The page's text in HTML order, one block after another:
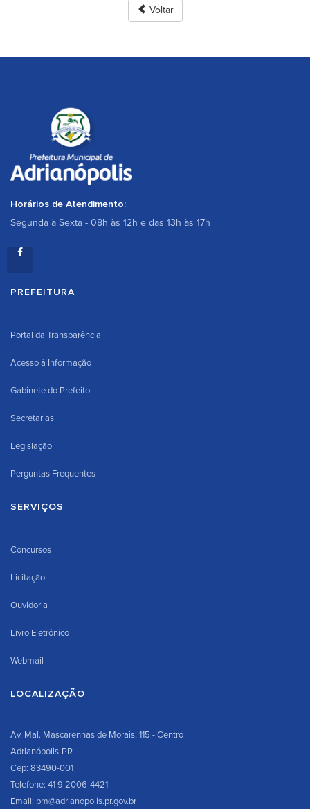
Voltar
Horários de Atendimento:
Segunda à Sexta - 08h às 12h e das 13h às 17h
PREFEITURA
Portal da Transparência
Acesso à Informação
Gabinete do Prefeito
Secretarias
Legislação
Perguntas Frequentes
SERVIÇOS
Concursos
Licitação
Ouvidoria
Livro Eletrônico
Webmail
LOCALIZAÇÃO
Av. Mal. Mascarenhas de Morais, 115 - Centro
Adrianópolis-PR
Cep: 83490-001
Telefone: 41 9 2006-4421
Email: pm@adrianopolis.pr.gov.br